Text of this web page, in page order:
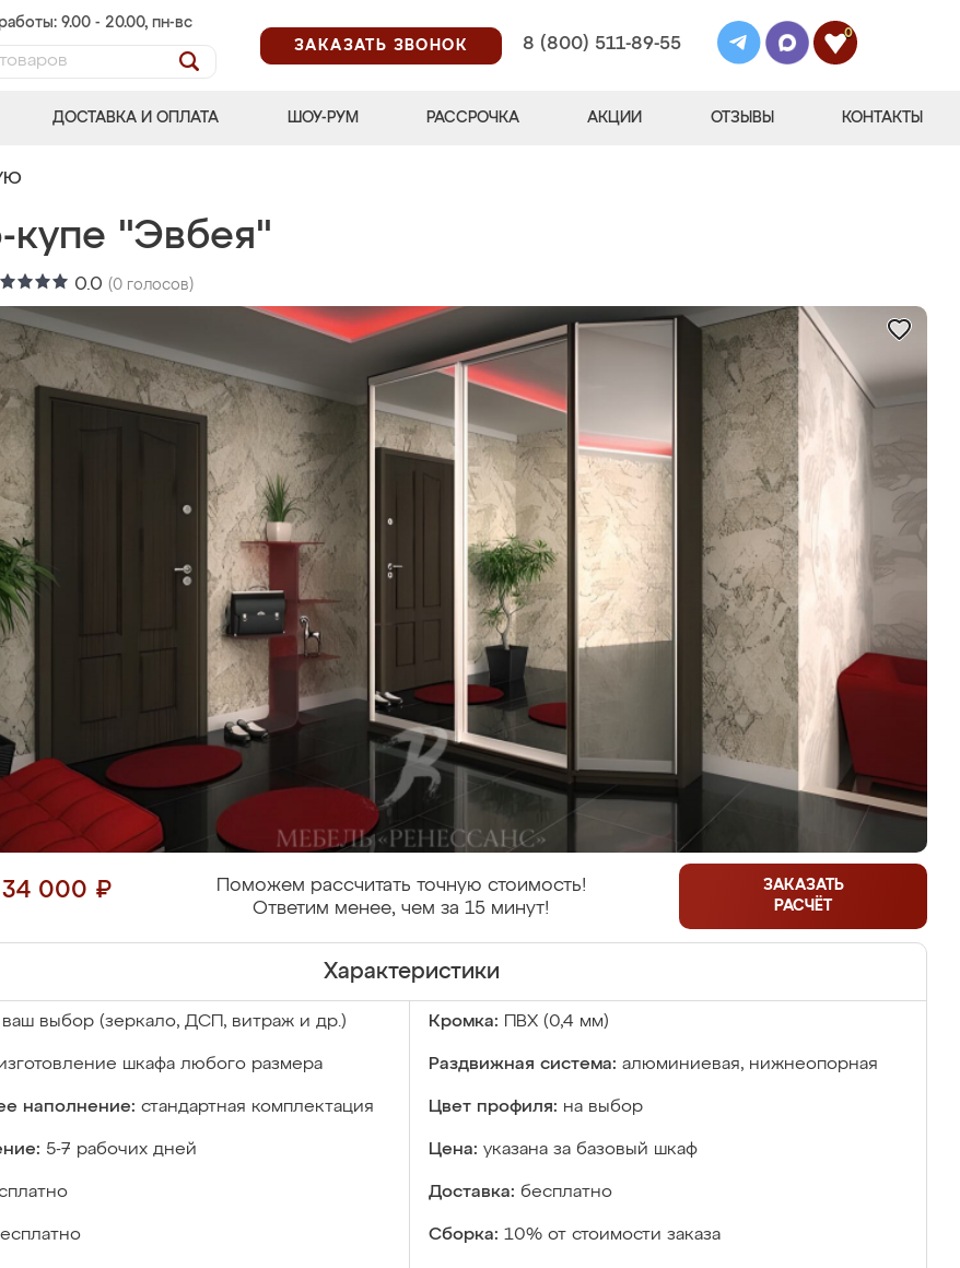
9.00 - 20.00, пн-вс
ЗАКАЗАТЬ ЗВОНОК
8 (800) 511-89-55
0
ДОСТАВКА И ОПЛАТА ШОУ-РУМ РАССРОЧКА АКЦИИ ОТЗЫВЫ КОНТАКТЫ
купе "Эвбея"
0.0 (0 голосов)
34 000 ₽
Поможем рассчитать точную стоимость!
Ответим менее, чем за 15 минут!
ЗАКАЗАТЬ
РАСЧЁТ
Характеристики
ваш выбор (зеркало, ДСП, витраж и др.) Кромка: ПВХ (0,4 мм)
шкафа любого размера Раздвижная система: алюминиевая, нижнеопорная
наполнение: стандартная комплектация Цвет профиля: на выбор
5-7 рабочих дней Цена: указана за базовый шкаф
Доставка: бесплатно
Сборка: 10% от стоимости заказа